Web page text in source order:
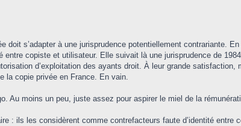
s’adapter à une jurisprudence potentiellement contrariante.
copiste et utilisateur. Elle suivait là une jurisprudence de
d’exploitation des ayants droit. À leur grande
la copie privée en France. En vain.
Au moins un peu, juste assez pour aspirer le miel de la
: ils les considèrent comme contrefacteurs faute d’identité entre